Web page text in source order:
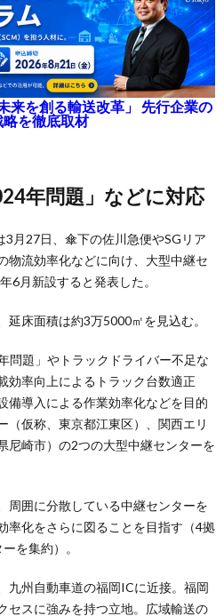
来を創る輸送改革」 先行企業の
略を徹底取材
年問題」などに対応
月27日、傘下の佐川急便やSGリア
物流効率化などに向け、大型中継セ
6月新設すると発表した。
延床面積は約3万5000㎡を見込む。
問題」やトラックドライバー不足な
効率向上によるトラック台数適正
備導入による作業効率化などを目的
（仮称、東京都江東区）、関西エリ
尼崎市）の2つの大型中継センターを
周囲に分散している中継センターを
率化をさらに図ることを目指す（4拠
を集約）。
九州自動車道の福岡ICに近接。福岡
セスに強みを持つ立地。広域輸送の